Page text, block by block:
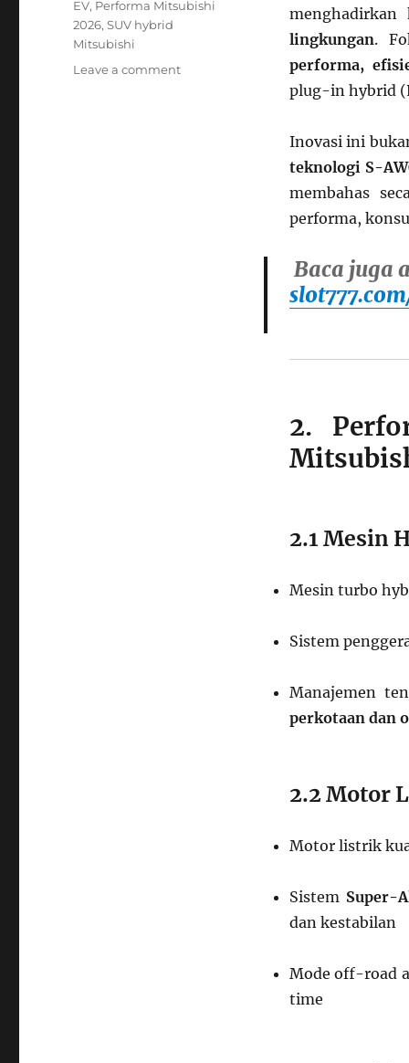
menghadirkan
lingkungan.
performa,
plug-in hybrid
Inovasi ini
teknologi S-
membahas
performa,
Baca juga
2.
2.1 Mesin
Mesin turbo
Sistem
Manajemen
perkotaan dan
2.2 Motor
Motor listrik
Sistem Super-
dan kestabilan
Mode off-road
time
EV, Performa Mitsubishi
2026,SUV hybrid
Mitsubishi
Leave a commenton